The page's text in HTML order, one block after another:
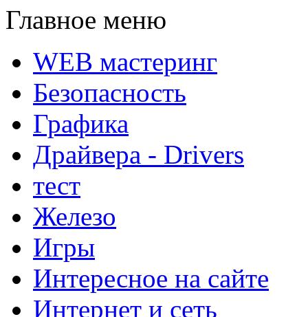
Главное меню
WEB мастеринг
Безопасность
Графика
Драйвера - Drivers
тест
Железо
Игры
Интересное на сайте
Интернет и сеть